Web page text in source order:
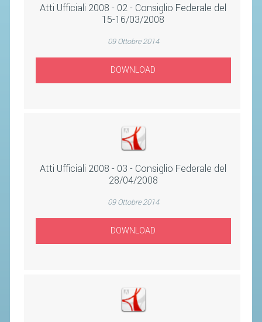
Atti Ufficiali 2008 - 02 - Consiglio Federale del
15-16/03/2008
09 Ottobre 2014
DOWNLOAD
Atti Ufficiali 2008 - 03 - Consiglio Federale del
28/04/2008
09 Ottobre 2014
DOWNLOAD
GIUSTIZIA FEDERALE
REGOLAMENTI
PROVVEDIMENTI
MAGLIA AZZURRA
CTF – PALABADMINTON
ATLETI D'INTERESSE NAZIONALE
SCHEDE ATLETI
TESSERAMENTO